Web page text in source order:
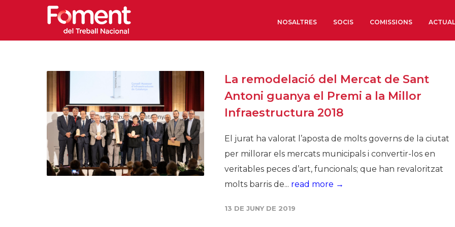
NOSALTRES
Òrgans de Govern
Òrgans Consultius
Econòmics i Socials
Organitzacions
SOCIS COMISSIONS
La remodelació del Mercat de Sant
Antoni guanya el Premi a la Millor
Infraestructura 2018
El jurat ha valorat l’aposta de molts governs de la ciutat
per millorar els mercats municipals i convertir-los en
veritables peces d’art, funcionals; que han revaloritzat
molts barris de... read more →
13 DE JUNY DE 2019